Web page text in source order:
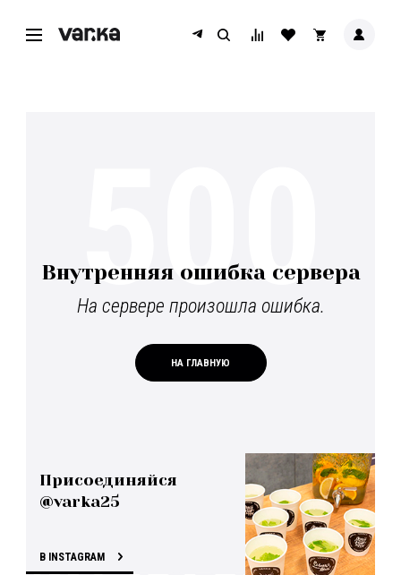
Внутренняя ошибка сервера
На сервере произошла ошибка.
НА ГЛАВНУЮ
500
Присоединяйся
@varka25
В INSTAGRAM